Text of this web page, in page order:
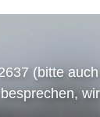
(bitte